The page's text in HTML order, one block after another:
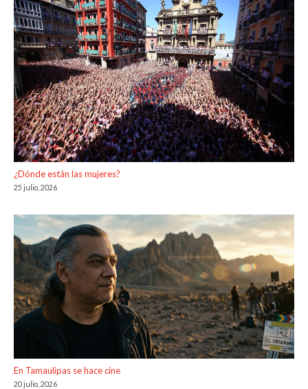
¿Dónde están las mujeres?
25 julio, 2026
En Tamaulipas se hace cine
20 julio, 2026